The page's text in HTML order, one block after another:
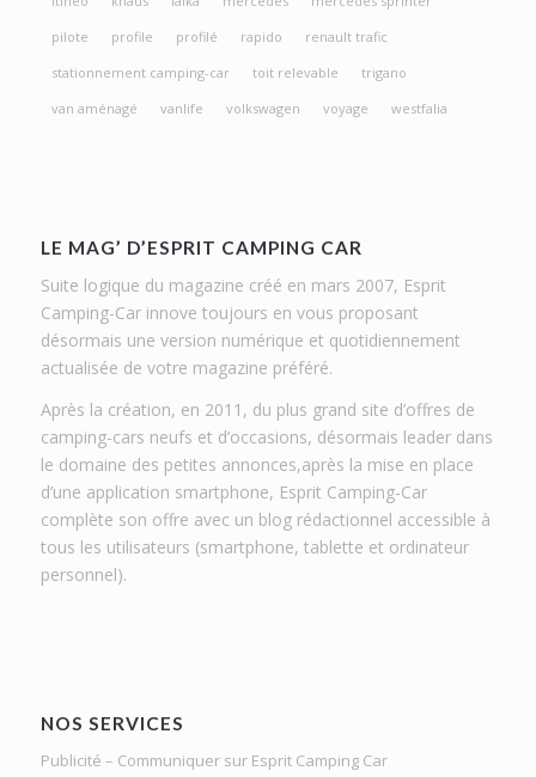
pilote
profile profilé rapido
renault trafic
stationnement camping-car
toit relevable
trigano
van aménagé
vanlife volkswagen voyage westfalia
LE MAG’ D’ESPRIT CAMPING CAR
Suite logique du magazine créé en mars 2007, Esprit
Camping-Car innove toujours en vous proposant
désormais une version numérique et quotidiennement
actualisée de votre magazine préféré.
Après la création, en 2011, du plus grand site d’offres de
camping-cars neufs et d’occasions, désormais leader dans
le domaine des petites annonces,après la mise en place
d’une application smartphone, Esprit Camping-Car
complète son offre avec un blog rédactionnel accessible à
tous les utilisateurs (smartphone, tablette et ordinateur
personnel).
NOS SERVICES
Publicité – Communiquer sur Esprit Camping Car